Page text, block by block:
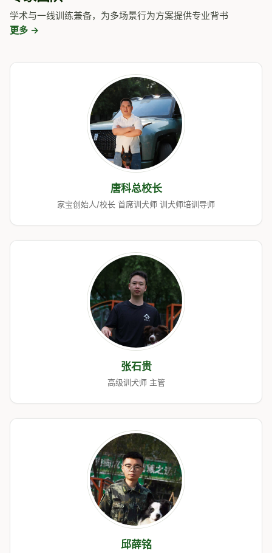
学术与一线训练兼备，为多场景行为方案提供专业背书
更多 →
唐科总校长
家宝创始人/校长 首席训犬师 训犬师培训导师
张石贵
高级训犬师 主管
邱薛铭